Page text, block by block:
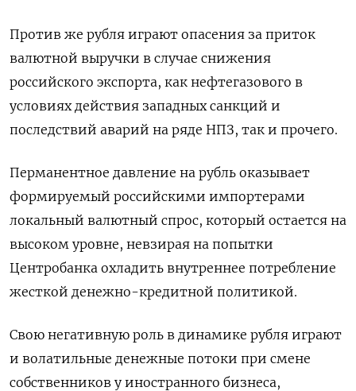
Против же рубля играют опасения за приток
валютной выручки в случае снижения
российского экспорта, как нефтегазового в
условиях действия западных санкций и
последствий аварий на ряде НПЗ, так и прочего.
Перманентное давление на рубль оказывает
формируемый российскими импортерами
локальный валютный спрос, который остается на
высоком уровне, невзирая на попытки
Центробанка охладить внутреннее потребление
жесткой денежно-кредитной политикой.
Свою негативную роль в динамике рубля играют
и волатильные денежные потоки при смене
собственников у иностранного бизнеса,